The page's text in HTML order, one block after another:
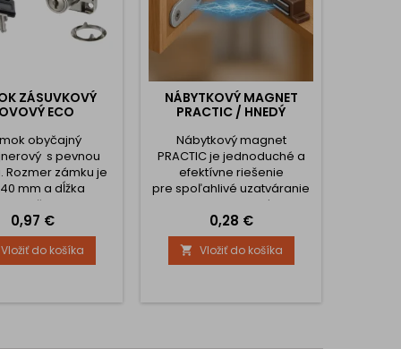
ZÁSUVKOVÝ
ECO
obyčajný
s pevnou
Rozmer zámku je
mm a dĺžka
vložky je 22 mm.
zámok , 2ks
a rozetu.
Cena
0,97 €
Vložiť do košíka
NÁBYTKOVÝ MAGNET
PRACTIC / HNEDÝ
Nábytkový magnet
PRACTIC je jednoduché a
efektívne riešenie
pre spoľahlivé uzatváranie
skriniek, dvierok a zásuviek.
Silný magnet udrží dvierka
bezpečne zatvorené, čím
zabráni ich samovoľnému
otvoreniu a zároveň
plynulému chodu. ✔
Cena
0,28 €
 Vložiť do košíka